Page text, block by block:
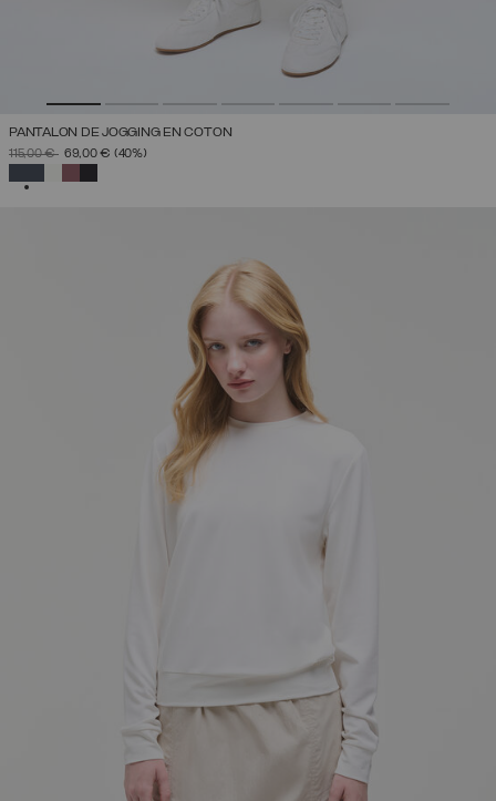
PANTALON DE JOGGING EN COTON
PRIX RÉDUIT DE
115,00 €À69,00 € (40%)